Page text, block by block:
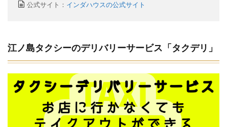
公式サイト： インダハウスの公式サイト
江ノ島タクシーのデリバリーサービス「タクデリ」